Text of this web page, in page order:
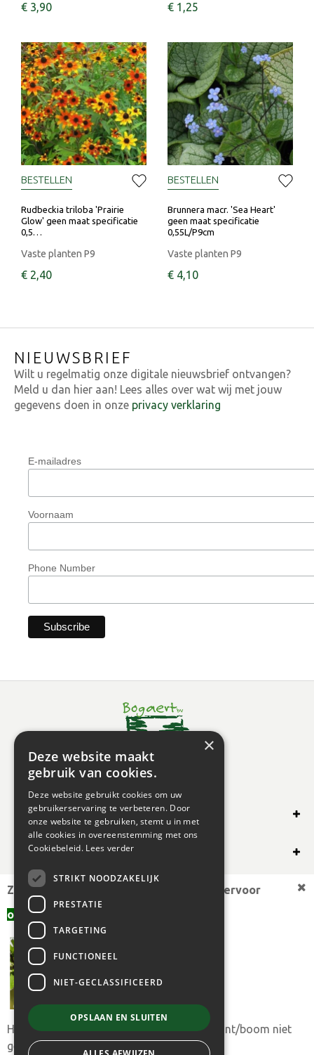
€ 3,90 € 1 ,25
Rudbeckia triloba 'Prairie
Glow' geen maat specificatie
0,5…
Vaste planten P9
€ 2,40
BESTELLEN
Brunnera macr. 'Sea Heart'
geen maat specificatie
0,55L/P9cm
Vaste planten P9
€ 4,10
BESTELLEN
NIEUWSBRIEF
Wilt u regelmatig onze digitale nieuwsbrief ontvangen?
Meld u dan hier aan! Lees alles over wat wij met jouw
gegevens doen in onze privacy verklaring
E-mailadres
Voornaam
Phone Number
SHOP ONLINE
OVERIG
OPENINGSUREN
© 2024 BOGAERT B.V.
Zoekt u een andere plantmaat,
bekijk hiervoor
offerte aanvragen
Heeft u toch uw gewenste plantmaat of plant/boom niet
gevonden?
×
Deze website maakt
gebruik van cookies.
Deze website gebruikt cookies om uw
gebruikerservaring te verbeteren. Door
onze website te gebruiken, stemt u in met
alle cookies in overeenstemming met ons
Cookiebeleid. Lees verder
STRIKT NOODZAKELIJK
PRESTATIE
TARGETING
FUNCTIONEEL
NIET-GECLASSIFICEERD
OPSLAAN EN SLUITEN